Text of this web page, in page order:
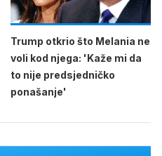
Trump otkrio što Melania ne
voli kod njega: 'Kaže mi da
to nije predsjedničko
ponašanje'